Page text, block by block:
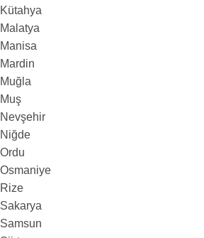
Kütahya
Malatya
Manisa
Mardin
Muğla
Muş
Nevşehir
Niğde
Ordu
Osmaniye
Rize
Sakarya
Samsun